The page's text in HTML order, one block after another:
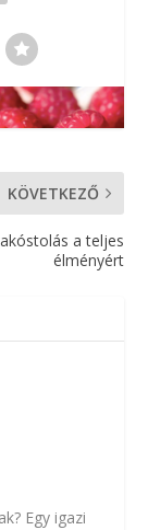
KÖVETKEZŐ
a teljes
élményért
Egy igazi